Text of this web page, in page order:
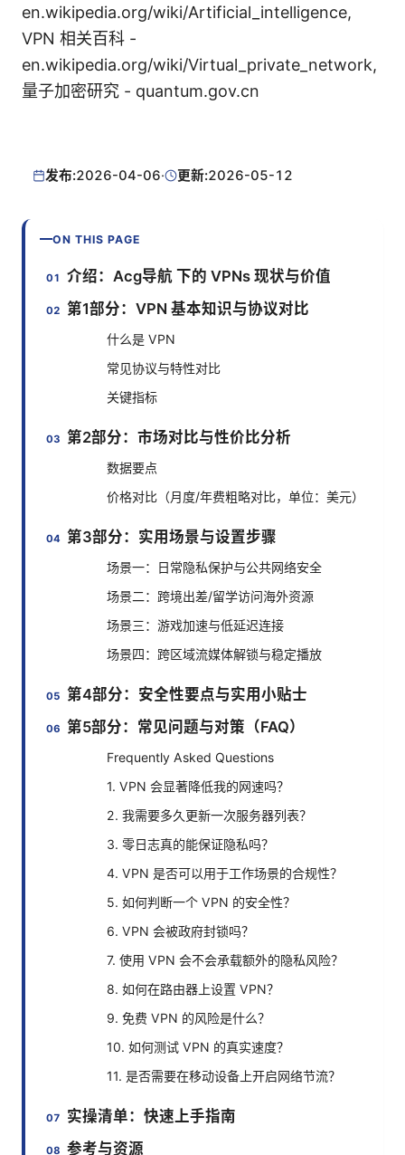
en.wikipedia.org/wiki/Artificial_intelligence,
VPN 相关百科 -
en.wikipedia.org/wiki/Virtual_private_network,
量子加密研究 - quantum.gov.cn
发布:2026-04-06· 更新:2026-05-12
ON THIS PAGE
介绍：Acg导航 下的 VPNs 现状与价值
第1部分：VPN 基本知识与协议对比
什么是 VPN
常见协议与特性对比
关键指标
第2部分：市场对比与性价比分析
数据要点
价格对比（月度/年费粗略对比，单位：美元）
第3部分：实用场景与设置步骤
场景一：日常隐私保护与公共网络安全
场景二：跨境出差/留学访问海外资源
场景三：游戏加速与低延迟连接
场景四：跨区域流媒体解锁与稳定播放
第4部分：安全性要点与实用小贴士
第5部分：常见问题与对策（FAQ）
Frequently Asked Questions
1. VPN 会显著降低我的网速吗？
2. 我需要多久更新一次服务器列表？
3. 零日志真的能保证隐私吗？
4. VPN 是否可以用于工作场景的合规性？
5. 如何判断一个 VPN 的安全性？
6. VPN 会被政府封锁吗？
7. 使用 VPN 会不会承载额外的隐私风险？
8. 如何在路由器上设置 VPN？
9. 免费 VPN 的风险是什么？
10. 如何测试 VPN 的真实速度？
11. 是否需要在移动设备上开启网络节流？
实操清单：快速上手指南
参考与资源